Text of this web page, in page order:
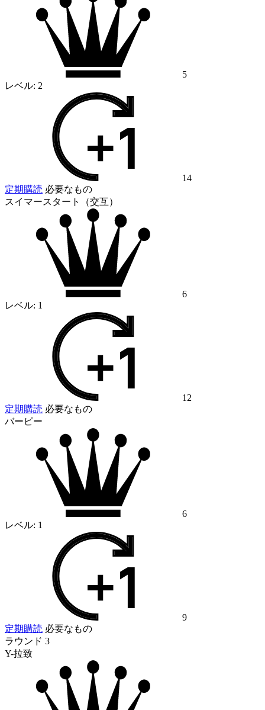
5
レベル: 2
14
定期購読 必要なもの
スイマースタート（交互）
6
レベル: 1
12
定期購読 必要なもの
バーピー
6
レベル: 1
9
定期購読 必要なもの
ラウンド 3
Y-拉致